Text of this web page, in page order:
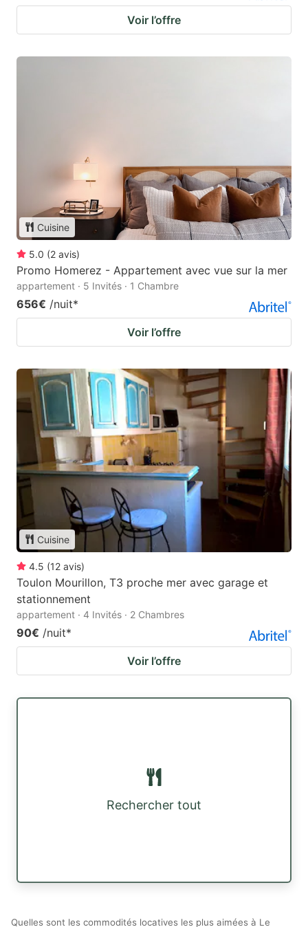
Voir l’offre
Cuisine
5.0 (2 avis)
Promo Homerez - Appartement avec vue sur la mer
appartement · 5 Invités · 1 Chambre
656€ /nuit*
Voir l’offre
Cuisine
4.5 (12 avis)
Toulon Mourillon, T3 proche mer avec garage et
stationnement
appartement · 4 Invités · 2 Chambres
90€ /nuit*
Voir l’offre
Rechercher tout
Quelles sont les commodités locatives les plus aimées à Le